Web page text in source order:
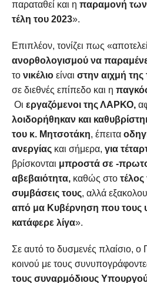
παραταθεί και η παραμονή
τέλη του 2023».
Επιπλέον, τονίζει πως «αποτελεί
ανορθολογισμού να
το νικέλιο είναι στην αιχμή της
σε διεθνές επίπεδο και η
Οι εργαζόμενοι της ΛΑΡΚΟ,
λοιδορήθηκαν και
του κ. Μητσοτάκη, έπειτα
ανεργίαςκαι σήμερα, για
βρίσκονται μπροστά σε -
αβεβαιότητα,καθώς στο τέλος
συμβάσεις τους, αλλά
από μα Κυβέρνηση που τους
κατάφερε λίγα».
Σε αυτό το δυσμενές πλαίσιο,
κοινού με τους
τους συναρμόδιους